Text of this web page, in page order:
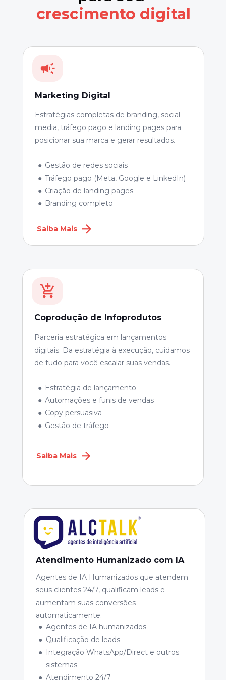
crescimento digital
tecnologia para entregar resultados que
Marketing Digital
Atendimento Humanizado com IA
Coprodução de Infoprodutos
Estratégias completas de branding, social
media, tráfego pago e landing pages para
posicionar sua marca e gerar resultados.
Parceria estratégica em lançamentos
digitais. Da estratégia à execução, cuidamos
de tudo para você escalar suas vendas.
Agentes de IA Humanizados que atendem
seus clientes 24/7, qualificam leads e
aumentam suas conversões
automaticamente.
Gestão de redes sociais
Tráfego pago (Meta, Google e LinkedIn)
Criação de landing pages
Branding completo
Estratégia de lançamento
Automações e funis de vendas
Copy persuasiva
Gestão de tráfego
Agentes de IA humanizados
Qualificação de leads
Integração WhatsApp/Direct e outros
sistemas
Atendimento 24/7
Saiba Mais
Saiba Mais